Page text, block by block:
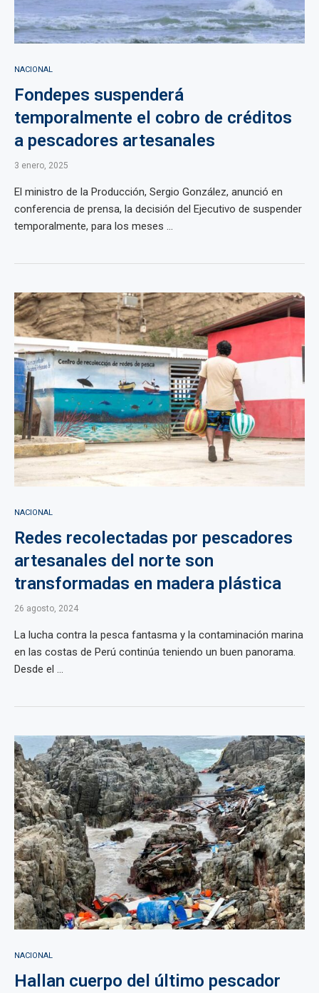
NACIONAL
Fondepes suspenderá
temporalmente el cobro de créditos
a pescadores artesanales
3 enero, 2025
El ministro de la Producción, Sergio González, anunció en
conferencia de prensa, la decisión del Ejecutivo de suspender
temporalmente, para los meses ...
NACIONAL
Redes recolectadas por pescadores
artesanales del norte son
transformadas en madera plástica
26 agosto, 2024
La lucha contra la pesca fantasma y la contaminación marina
en las costas de Perú continúa teniendo un buen panorama.
Desde el ...
NACIONAL
Hallan cuerpo del último pescador